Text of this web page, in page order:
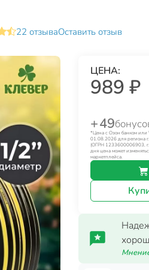
22 отзываОставить отзыв
ЦЕНА:
989 ₽
+ 49
*Цена с Озон банком или
01.08.2026 для региона
(ОГРН 1233600006903, г.
дня цена может
маркетплейса.